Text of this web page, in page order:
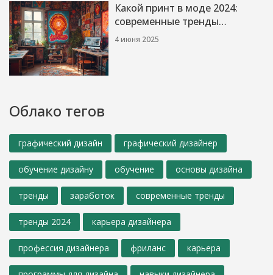
Какой принт в моде 2024:
современные тренды
графического дизайна
4 июня 2025
Облако тегов
графический дизайн графический дизайнер
обучение дизайну обучение основы дизайна
тренды заработок современные тренды
тренды 2024 карьера дизайнера
профессия дизайнера фриланс карьера